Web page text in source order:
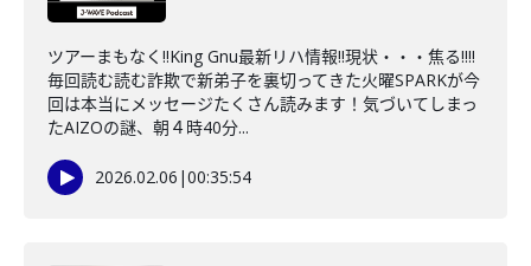
ツアーまもなく‼King Gnu最新リハ情報‼現状・・・焦る‼‼
毎回読む読む詐欺で新弟子を裏切ってきた火曜SPARKが今
回は本当にメッセージたくさん読みます！気づいてしまっ
たAIZOの謎、朝４時40分...
2026.02.06 |00:35:54